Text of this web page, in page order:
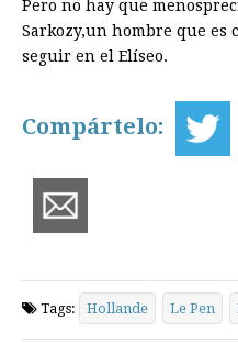
Pero no hay que
Sarkozy,un hombre que es
seguir en el Elíseo.
Compártelo:
Tags: Hollande Le Pen